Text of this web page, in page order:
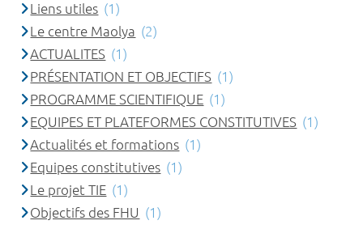
Liens utiles (1)
Le centre Maolya (2)
ACTUALITES (1)
PRÉSENTATION ET OBJECTIFS (1)
PROGRAMME SCIENTIFIQUE (1)
EQUIPES ET PLATEFORMES CONSTITUTIVES (1)
Actualités et formations (1)
Equipes constitutives (1)
Le projet TIE (1)
Objectifs des FHU (1)